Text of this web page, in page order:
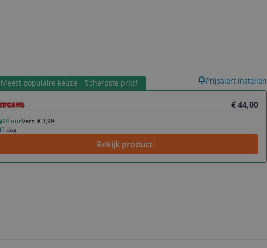
Meest populaire keuze – Scherpste prijs!
€ 44,00
24 uurVerz. € 3,99
1 dag
Bekijk product
product Prijsalert instellen